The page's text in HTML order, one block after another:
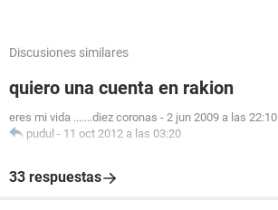
Discusiones similares
quiero una cuenta en rakion
eres mi vida .......diez coronas - 2 jun 2009 a las 22:10
pudul - 11 oct 2012 a las 03:20
33 respuestas